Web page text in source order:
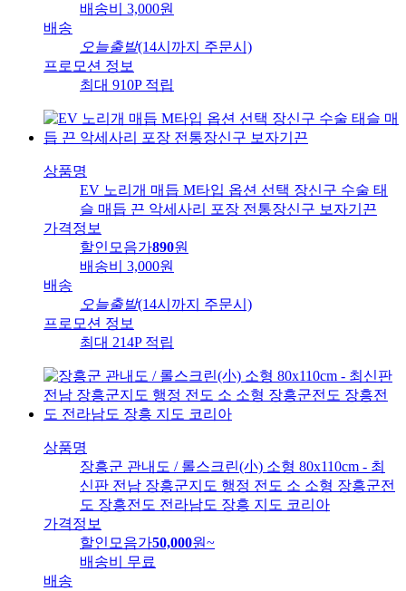
배송비
3,000원
배송
오늘출발(14시까지 주문시)
프로모션 정보
최대 910P 적립
상품명
EV 노리개 매듭 M타입 옵션 선택 장신구 수술 태
슬 매듭 끈 악세사리 포장 전통장신구 보자기끈
가격정보
할인모음가890원
배송비
3,000원
배송
오늘출발(14시까지 주문시)
프로모션 정보
최대 214P 적립
상품명
장흥군 관내도 / 롤스크린(小) 소형 80x110cm - 최
신판 전남 장흥군지도 행정 전도 소 소형 장흥군전
도 장흥전도 전라남도 장흥 지도 코리아
가격정보
할인모음가50,000원~
배송비
무료
배송